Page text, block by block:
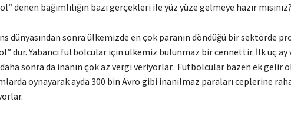
denen bağımlılığın bazı gerçekleri ile yüz yüze gelmeye hazır mısınız?
dünyasından sonra ülkemizde en çok paranın döndüğü bir sektörde
dur. Yabancı futbolcular için ülkemiz bulunmaz bir cennettir. İlk üç ay
sonra da inanın çok az vergi veriyorlar. Futbolcular bazen ek gelir
oynayarak ayda 300 bin Avro gibi inanılmaz paraları ceplerine